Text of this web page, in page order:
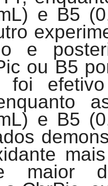
e B5
e
ou B5
foi
e B5